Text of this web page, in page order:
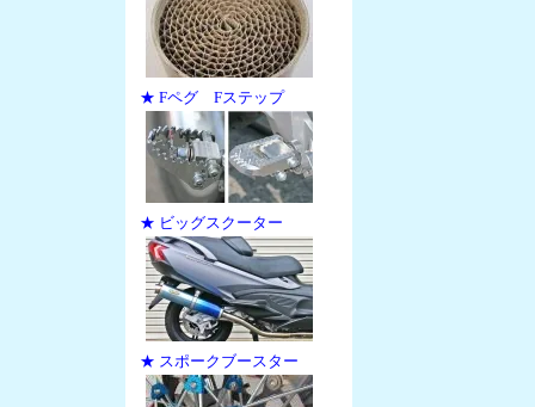
★ Fペグ Fステップ
★ ビッグスクーター
★ スポークブースター